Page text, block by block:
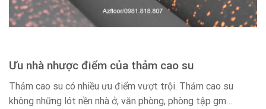
Ưu nhà nhược điểm của thảm cao su
Thảm cao su có nhiều ưu điểm vượt trội. Thảm cao su
không những lót nền nhà ở, văn phòng, phòng tập gm…